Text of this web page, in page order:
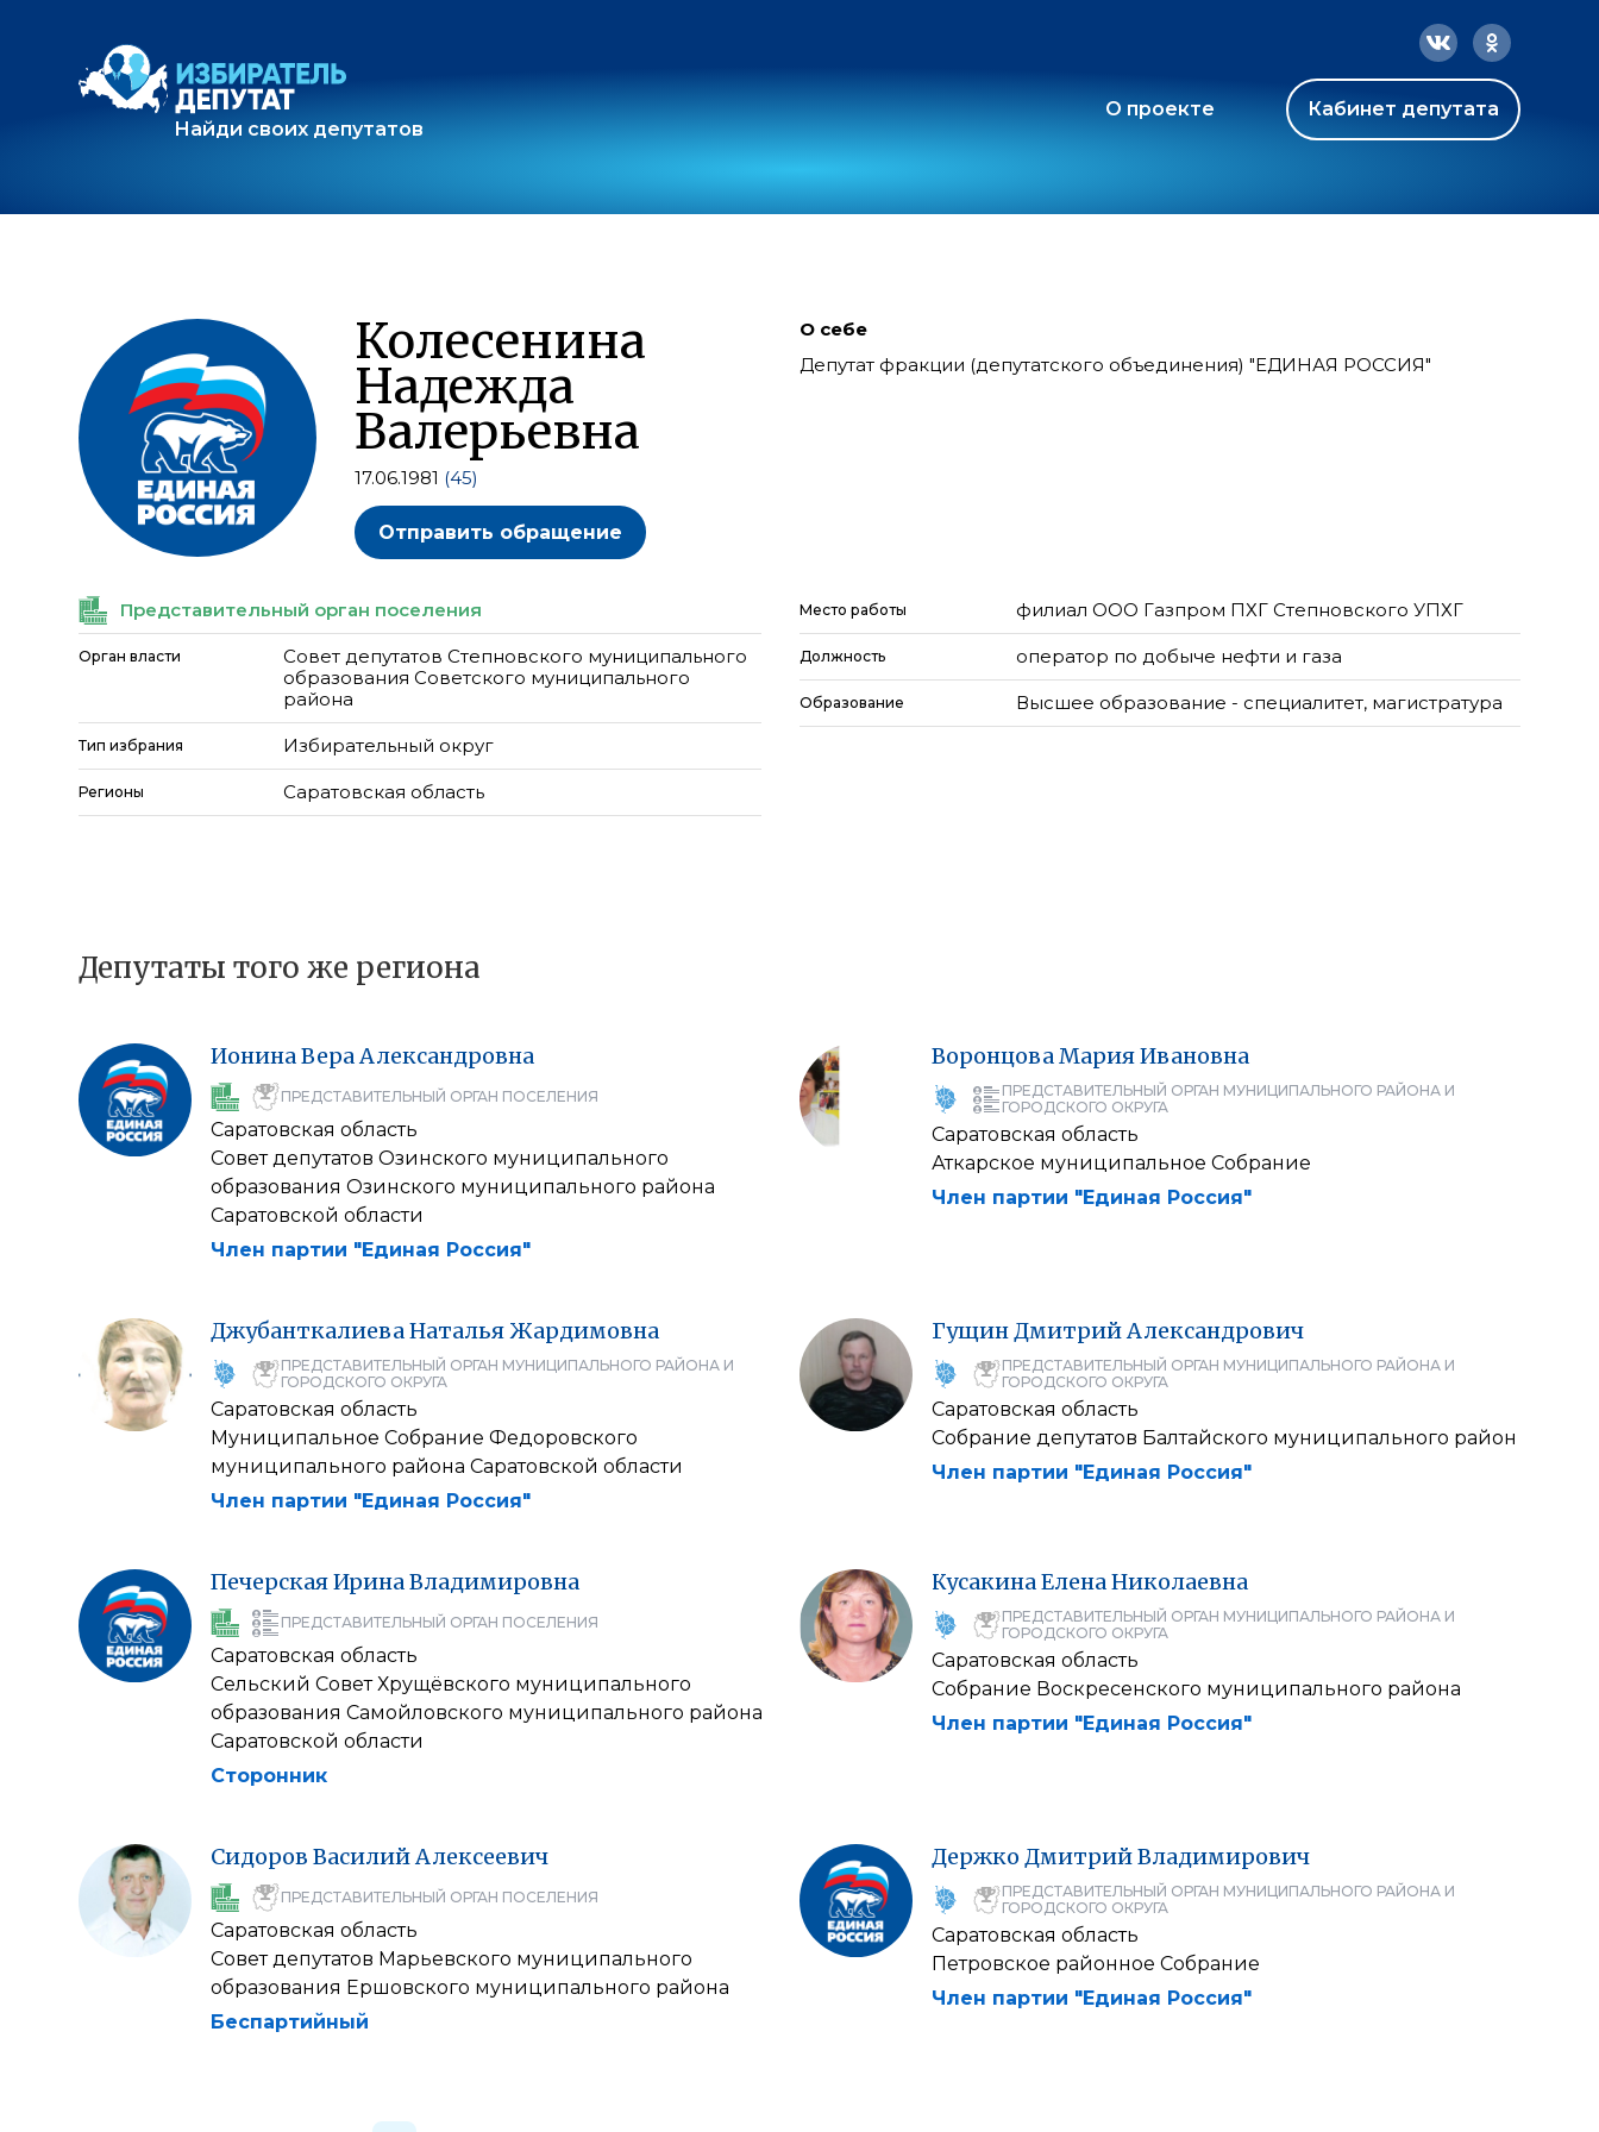
Найди своих депутатов
О проекте Кабинет депутата
Колесенина
Надежда
Валерьевна
17.06.1981 (45)
Отправить обращение
О себе
Депутат фракции (депутатского объединения) "ЕДИНАЯ РОССИЯ"
Представительный орган поселения
Орган власти
Совет депутатов Степновского муниципального
образования Советского муниципального
района
Тип избрания Избирательный округ
Регионы Саратовская область
Место работы филиал ООО Газпром ПХГ Степновского УПХГ
Должность оператор по добыче нефти и газа
Образование Высшее образование - специалитет, магистратура
Депутаты того же региона
ИонинаВераАлександровна
ПРЕДСТАВИТЕЛЬНЫЙ ОРГАН ПОСЕЛЕНИЯ
Саратовская область
Совет депутатов Озинского муниципального
образования Озинского муниципального района
Саратовской области
Член партии "Единая Россия"
ВоронцоваМарияИвановна
ПРЕДСТАВИТЕЛЬНЫЙ ОРГАН МУНИЦИПАЛЬНОГО РАЙОНА И
ГОРОДСКОГО ОКРУГА
Саратовская область
Аткарское муниципальное Собрание
Член партии "Единая Россия"
ДжубанткалиеваНатальяЖардимовна
ПРЕДСТАВИТЕЛЬНЫЙ ОРГАН МУНИЦИПАЛЬНОГО РАЙОНА И
ГОРОДСКОГО ОКРУГА
Саратовская область
Муниципальное Собрание Федоровского
муниципального района Саратовской области
Член партии "Единая Россия"
ГущинДмитрийАлександрович
ПРЕДСТАВИТЕЛЬНЫЙ ОРГАН МУНИЦИПАЛЬНОГО РАЙОНА И
ГОРОДСКОГО ОКРУГА
Саратовская область
Собрание депутатов Балтайского муниципального район
Член партии "Единая Россия"
ПечерскаяИринаВладимировна
ПРЕДСТАВИТЕЛЬНЫЙ ОРГАН ПОСЕЛЕНИЯ
Саратовская область
Сельский Совет Хрущёвского муниципального
образования Самойловского муниципального района
Саратовской области
Сторонник
КусакинаЕленаНиколаевна
ПРЕДСТАВИТЕЛЬНЫЙ ОРГАН МУНИЦИПАЛЬНОГО РАЙОНА И
ГОРОДСКОГО ОКРУГА
Саратовская область
Собрание Воскресенского муниципального района
Член партии "Единая Россия"
Сидоров ВасилийАлексеевич
ПРЕДСТАВИТЕЛЬНЫЙ ОРГАН ПОСЕЛЕНИЯ
Саратовская область
Совет депутатов Марьевского муниципального
образования Ершовского муниципального района
Беспартийный
Держко ДмитрийВладимирович
ПРЕДСТАВИТЕЛЬНЫЙ ОРГАН МУНИЦИПАЛЬНОГО РАЙОНА И
ГОРОДСКОГО ОКРУГА
Саратовская область
Петровское районное Собрание
Член партии "Единая Россия"